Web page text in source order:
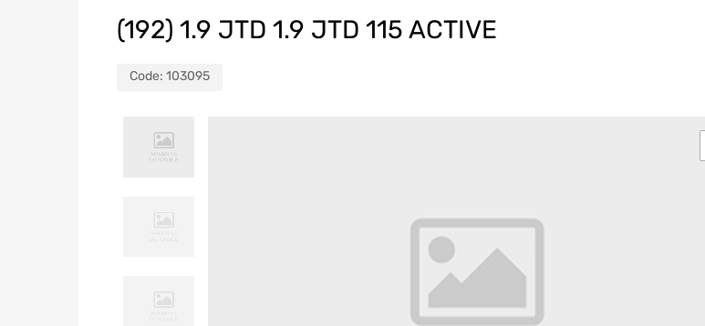
(192) 1.9 JTD 1.9 JTD 115 ACTIVE
Code: 103095